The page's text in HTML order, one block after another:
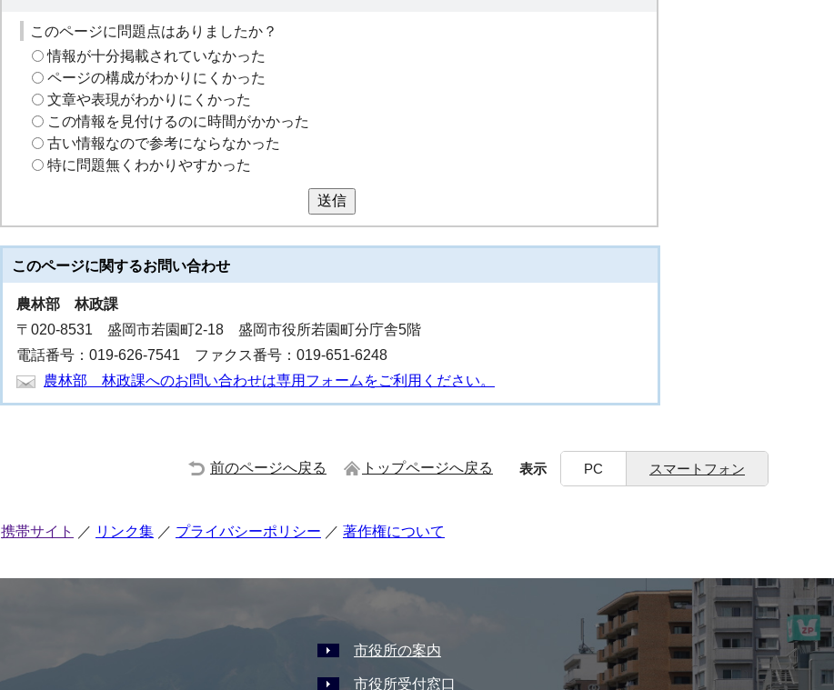
このページに問題点はありましたか？
情報が十分掲載されていなかった
ページの構成がわかりにくかった
文章や表現がわかりにくかった
この情報を見付けるのに時間がかかった
古い情報なので参考にならなかった
特に問題無くわかりやすかった
送信
このページに関するお問い合わせ
農林部林政課
〒020-8531 盛岡市若園町2-18 盛岡市役所若園町分庁舎5階
電話番号：019-626-7541 ファクス番号：019-651-6248
農林部 林政課へのお問い合わせは専用フォームをご利用ください。
前のページへ戻る トップページへ戻る 表示 PC スマートフォン
携帯サイト リンク集 プライバシーポリシー 著作権について
市役所の案内
市役所受付窓口